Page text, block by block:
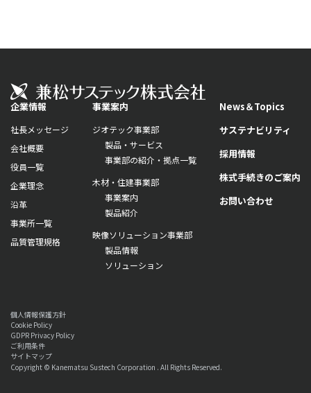
企業情報
社長メッセージ
会社概要
役員一覧
企業理念
沿革
事業所一覧
品質管理規格
事業案内
ジオテック事業部
製品・サービス
事業部の紹介・拠点一覧
木材・住建事業部
事業案内
製品紹介
映像ソリューション事業部
製品情報
ソリューション
News＆Topics
サステナビリティ
採用情報
株式手続きのご案内
お問い合わせ
個人情報保護方針
Cookie Policy
GDPR Privacy Policy
ご利用条件
サイトマップ
Copyright © Kanematsu Sustech Corporation . All Rights Reserved.